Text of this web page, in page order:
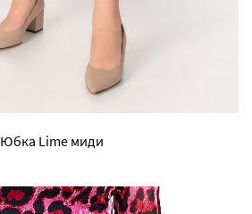
Юбка Lime миди